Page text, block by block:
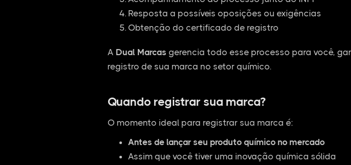
Resposta a possíveis oposições ou exigências
Obtenção do certificado de registro
A Dual Marcas gerencia todo esse processo para você,
registro de sua marca no setor químico.
Quando registrar sua marca?
O momento ideal para registrar sua marca é:
Antes de lançar seu produto químico no mercado
Assim que você tiver uma inovação química sólida